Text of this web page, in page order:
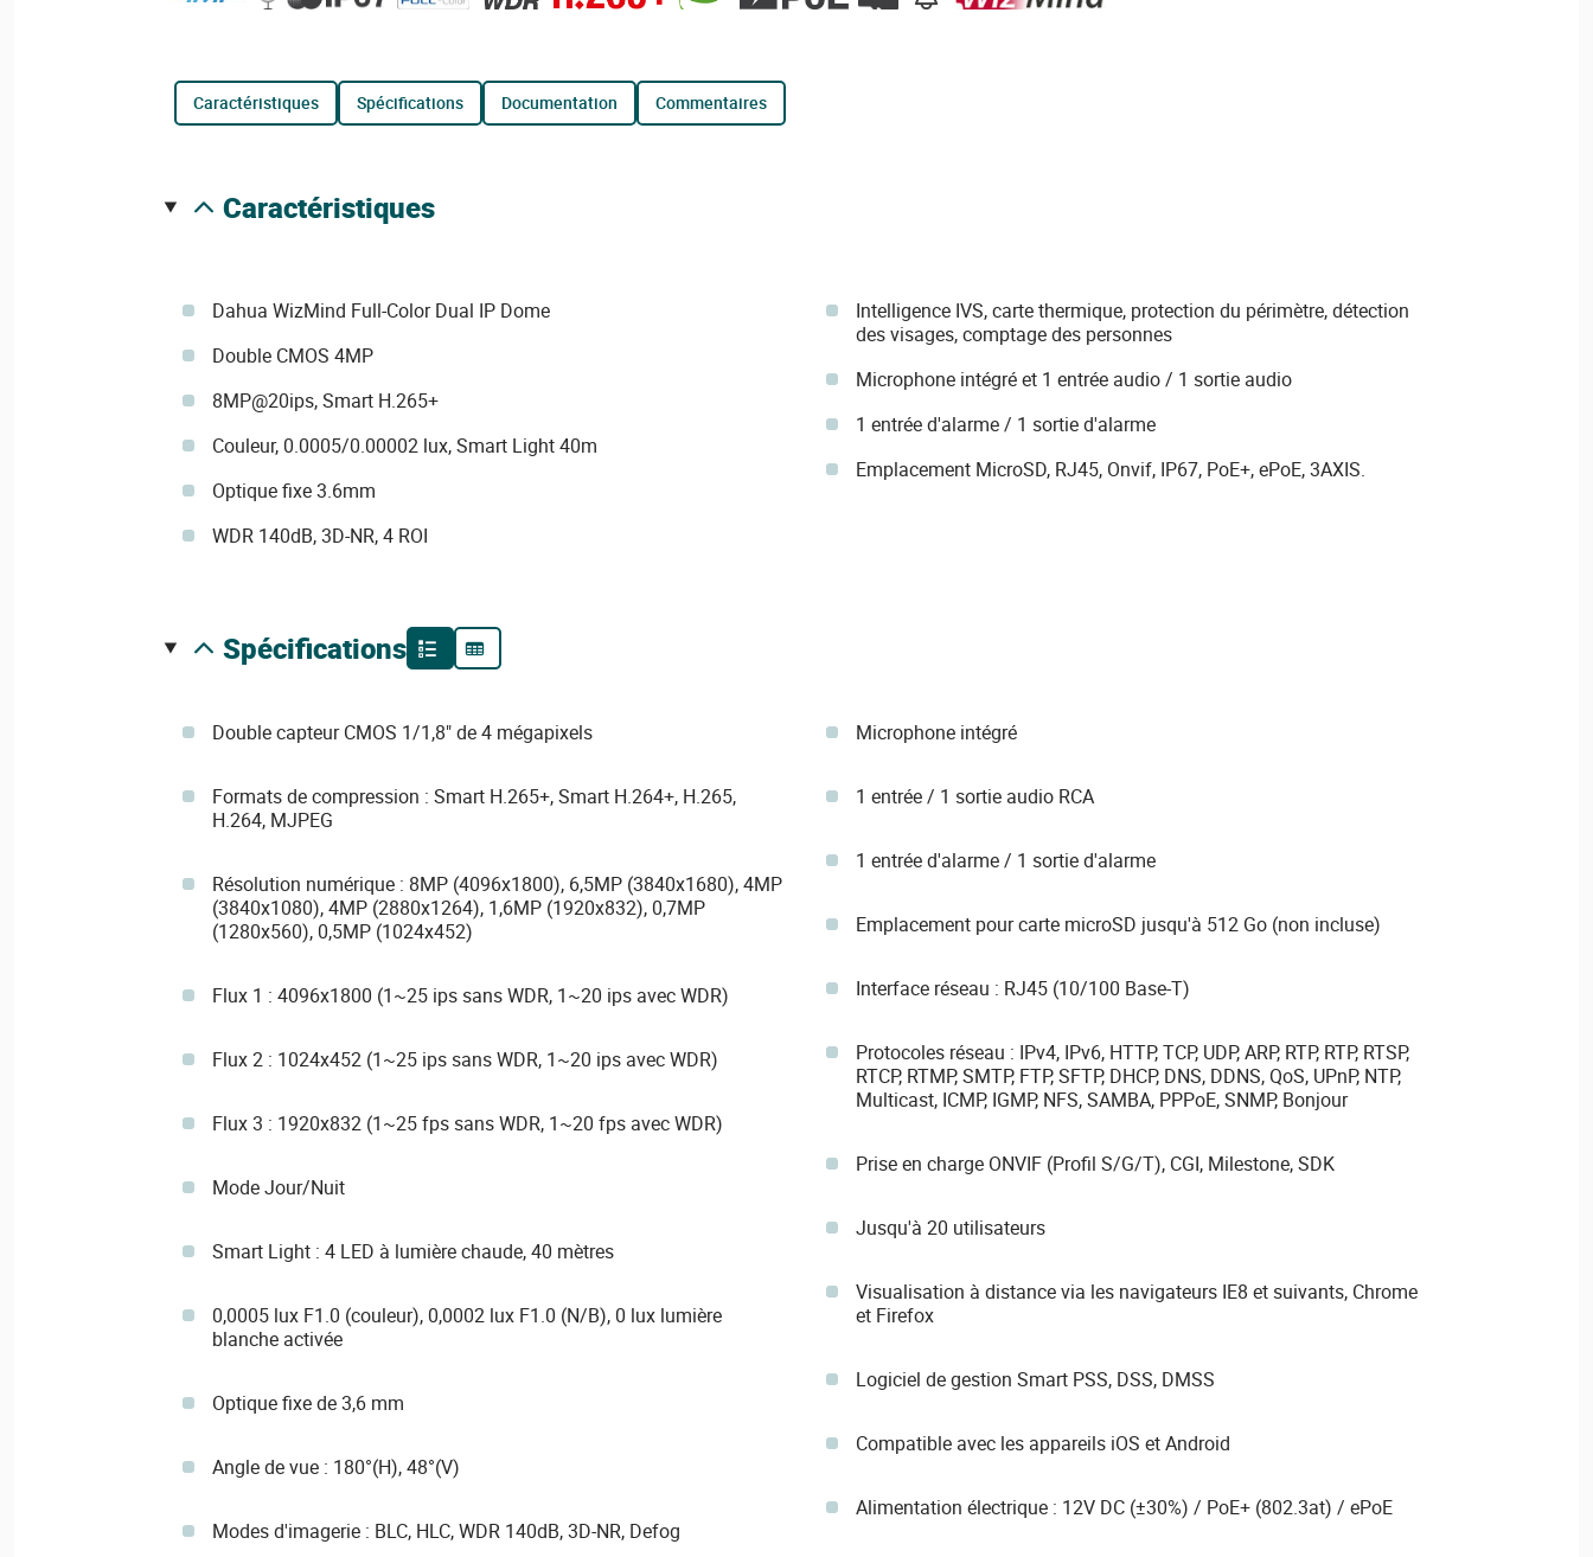
caractéristiques spécifications documentation commentaires
caractéristiques
Dahua WizMind Full-Color Dual IP Dome
Double CMOS 4MP
8MP@20ips, Smart H.265+
Couleur, 0.0005/0.00002 lux, Smart Light 40m
Optique fixe 3.6mm
WDR 140dB, 3D-NR, 4 ROI
Intelligence IVS, carte thermique, protection du périmètre, détection
des visages, comptage des personnes
Microphone intégré et 1 entrée audio / 1 sortie audio
1 entrée d'alarme / 1 sortie d'alarme
Emplacement MicroSD, RJ45, Onvif, IP67, PoE+, ePoE, 3AXIS.
spécifications
Double capteur CMOS 1/1,8" de 4 mégapixels
Formats de compression : Smart H.265+, Smart H.264+, H.265,
H.264, MJPEG
Résolution numérique : 8MP (4096x1800), 6,5MP (3840x1680), 4MP
(3840x1080), 4MP (2880x1264), 1,6MP (1920x832), 0,7MP
(1280x560), 0,5MP (1024x452)
Flux 1 : 4096x1800 (1~25 ips sans WDR, 1~20 ips avec WDR)
Flux 2 : 1024x452 (1~25 ips sans WDR, 1~20 ips avec WDR)
Flux 3 : 1920x832 (1~25 fps sans WDR, 1~20 fps avec WDR)
Mode Jour/Nuit
Smart Light : 4 LED à lumière chaude, 40 mètres
0,0005 lux F1.0 (couleur), 0,0002 lux F1.0 (N/B), 0 lux lumière
blanche activée
Optique fixe de 3,6 mm
Angle de vue : 180°(H), 48°(V)
Modes d'imagerie : BLC, HLC, WDR 140dB, 3D-NR, Defog
Microphone intégré
1 entrée / 1 sortie audio RCA
1 entrée d'alarme / 1 sortie d'alarme
Emplacement pour carte microSD jusqu'à 512 Go (non incluse)
Interface réseau : RJ45 (10/100 Base-T)
Protocoles réseau : IPv4, IPv6, HTTP, TCP, UDP, ARP, RTP, RTP, RTSP,
RTCP, RTMP, SMTP, FTP, SFTP, DHCP, DNS, DDNS, QoS, UPnP, NTP,
Multicast, ICMP, IGMP, NFS, SAMBA, PPPoE, SNMP, Bonjour
Prise en charge ONVIF (Profil S/G/T), CGI, Milestone, SDK
Jusqu'à 20 utilisateurs
Visualisation à distance via les navigateurs IE8 et suivants, Chrome
et Firefox
Logiciel de gestion Smart PSS, DSS, DMSS
Compatible avec les appareils iOS et Android
Alimentation électrique : 12V DC (±30%) / PoE+ (802.3at) / ePoE